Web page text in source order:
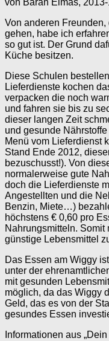
von Baran Elmas,
Von anderen
gehen, habe ich
so gut ist. Der Grund
Küche besitzen.
Diese Schulen
Lieferdienste kochen
verpacken die noch
und fahren sie bis zu
dieser langen Zeit
und gesunde
Menü vom Lieferdienst
Stand Ende 2012,
bezuschusst!). Von
normalerweise gute
doch die Lieferdienste
Angestellten und die
Benzin, Miete…)
höchstens € 0,60 pro
Nahrungsmitteln.
günstige Lebensmittel
Das Essen am Wiggy ist
unter der
mit gesunden
möglich, da das Wiggy
Geld, das es von der
gesundes Essen
Informationen aus